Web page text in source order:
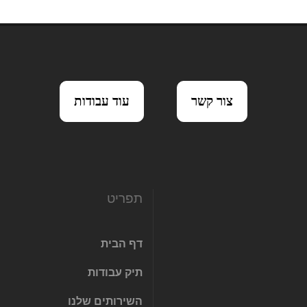
צור קשר עוד עבודות
תפריט
דף הבית
תיק עבודות
השירותים שלנו